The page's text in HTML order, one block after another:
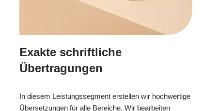
Exakte schriftliche
Übertragungen
In diesem Leistungssegment erstellen wir hochwertige
Übersetzungen für alle Bereiche. Wir bearbeiten